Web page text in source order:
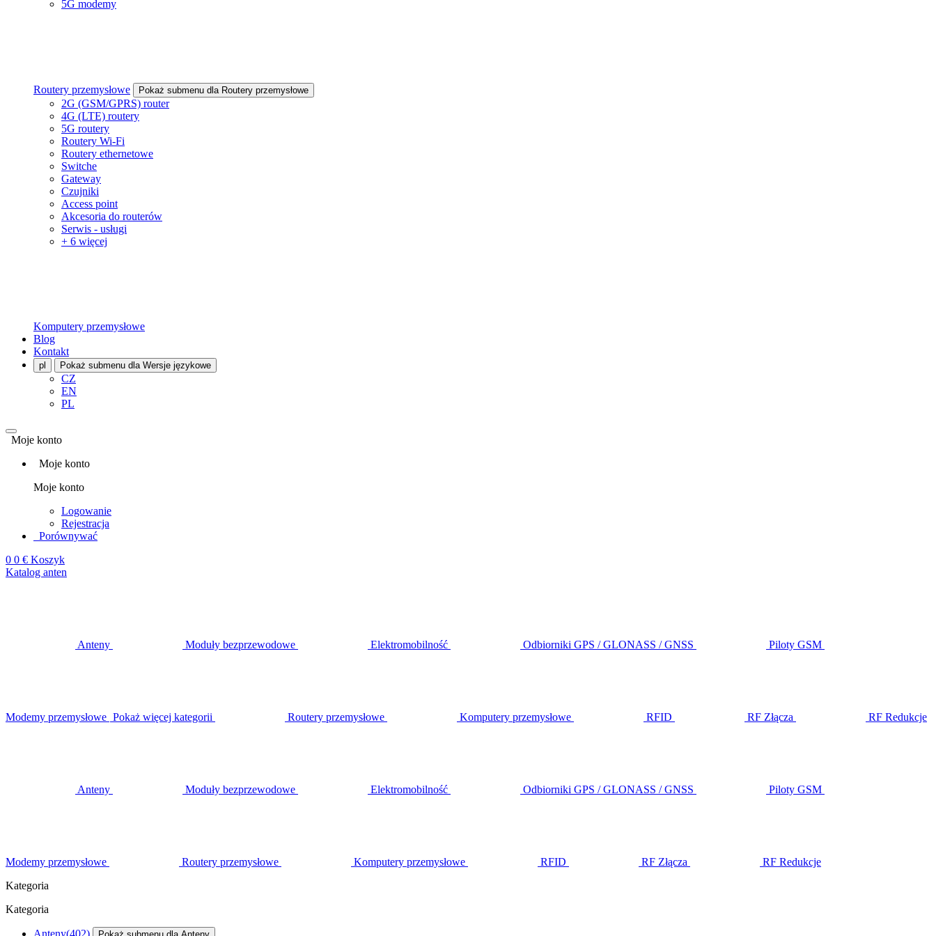
5G modemy
Routery przemysłowe Pokaż submenu dla Routery przemysłowe
2G (GSM/GPRS) router
4G (LTE) routery
5G routery
Routery Wi-Fi
Routery ethernetowe
Switche
Gateway
Czujniki
Access point
Akcesoria do routerów
Serwis - usługi
+ 6 więcej
Komputery przemysłowe
Blog
Kontakt
pl Pokaż submenu dla Wersje językowe
CZ
EN
PL
Moje konto
Moje konto
Moje konto
Logowanie
Rejestracja
Porównywać
0 0 € Koszyk
Katalog anten
Anteny Moduły bezprzewodowe Elektromobilność Odbiorniki GPS / GLONASS / GNSS Piloty GSM
Modemy przemysłowe Pokaż więcej kategorii Routery przemysłowe Komputery przemysłowe RFID RF Złącza RF Redukcje
Anteny Moduły bezprzewodowe Elektromobilność Odbiorniki GPS / GLONASS / GNSS Piloty GSM
Modemy przemysłowe Routery przemysłowe Komputery przemysłowe RFID RF Złącza
RF Redukcje
Kategoria
Kategoria
Anteny(402)